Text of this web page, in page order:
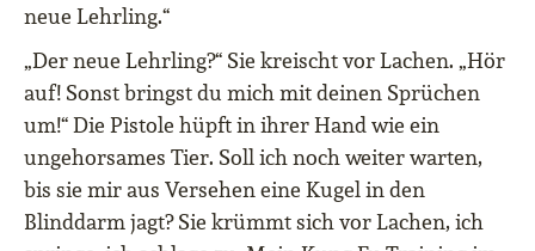
neue Lehrling.“
„Der neue Lehrling?“ Sie kreischt vor Lachen. „Hör
auf! Sonst bringst du mich mit deinen Sprüchen
um!“ Die Pistole hüpft in ihrer Hand wie ein
ungehorsames Tier. Soll ich noch weiter warten,
bis sie mir aus Versehen eine Kugel in den
Blinddarm jagt? Sie krümmt sich vor Lachen, ich